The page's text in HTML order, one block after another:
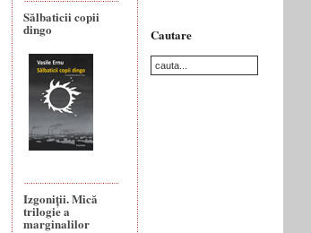
Sălbaticii copii
dingo
Izgoniții. Mică
trilogie a
marginalilor
Cautare